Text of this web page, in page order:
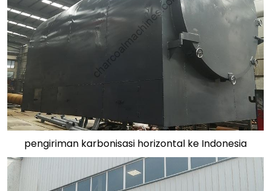
pengiriman karbonisasi horizontal ke Indonesia